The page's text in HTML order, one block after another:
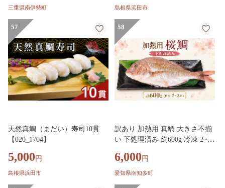
魚介 三重県 南伊勢 伊勢 志摩
伊勢町
三重県南伊勢町 島根県浜田市
57
天然真鯛（まだい）寿司10貫
【020_1704】
5,000 円
島根県浜田市
58
訳あり 加熱用 真鯛 大きさ不揃
い 下処理済み 約600g 冷凍 2~3
規格外 わけあり 煮付け 塩焼き
サクラダイ 不ぞろい 新鮮 タイ
6,000 円
愛知県南知多町